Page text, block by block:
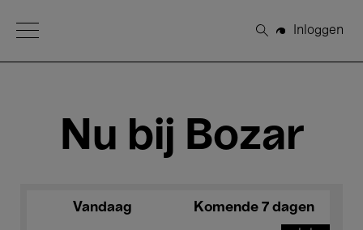
Open Menu
Zoeken
Inloggen
Nu bij Bozar
Vandaag Komende 7 dagen